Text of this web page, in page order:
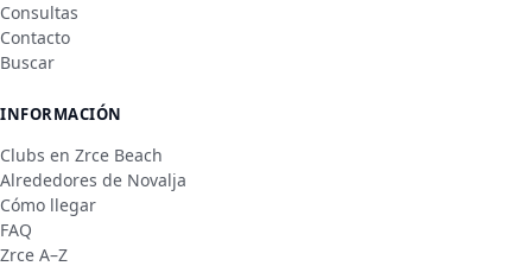
Consultas
Contacto
Buscar
INFORMACIÓN
Clubs en Zrce Beach
Alrededores de Novalja
Cómo llegar
FAQ
Zrce A–Z